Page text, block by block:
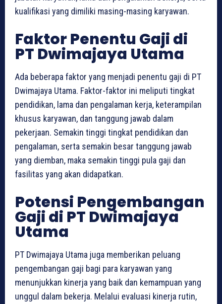
kualifikasi yang dimiliki masing-masing karyawan.
Faktor Penentu Gaji di
PT Dwimajaya Utama
Ada beberapa faktor yang menjadi penentu gaji di PT
Dwimajaya Utama. Faktor-faktor ini meliputi tingkat
pendidikan, lama dan pengalaman kerja, keterampilan
khusus karyawan, dan tanggung jawab dalam
pekerjaan. Semakin tinggi tingkat pendidikan dan
pengalaman, serta semakin besar tanggung jawab
yang diemban, maka semakin tinggi pula gaji dan
fasilitas yang akan didapatkan.
Potensi Pengembangan
Gaji di PT Dwimajaya
Utama
PT Dwimajaya Utama juga memberikan peluang
pengembangan gaji bagi para karyawan yang
menunjukkan kinerja yang baik dan kemampuan yang
unggul dalam bekerja. Melalui evaluasi kinerja rutin,